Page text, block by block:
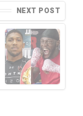
NEXT POST